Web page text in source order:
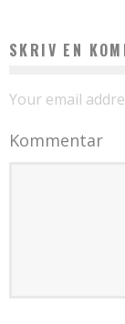
SKRIV EN
Your email
Kommentar